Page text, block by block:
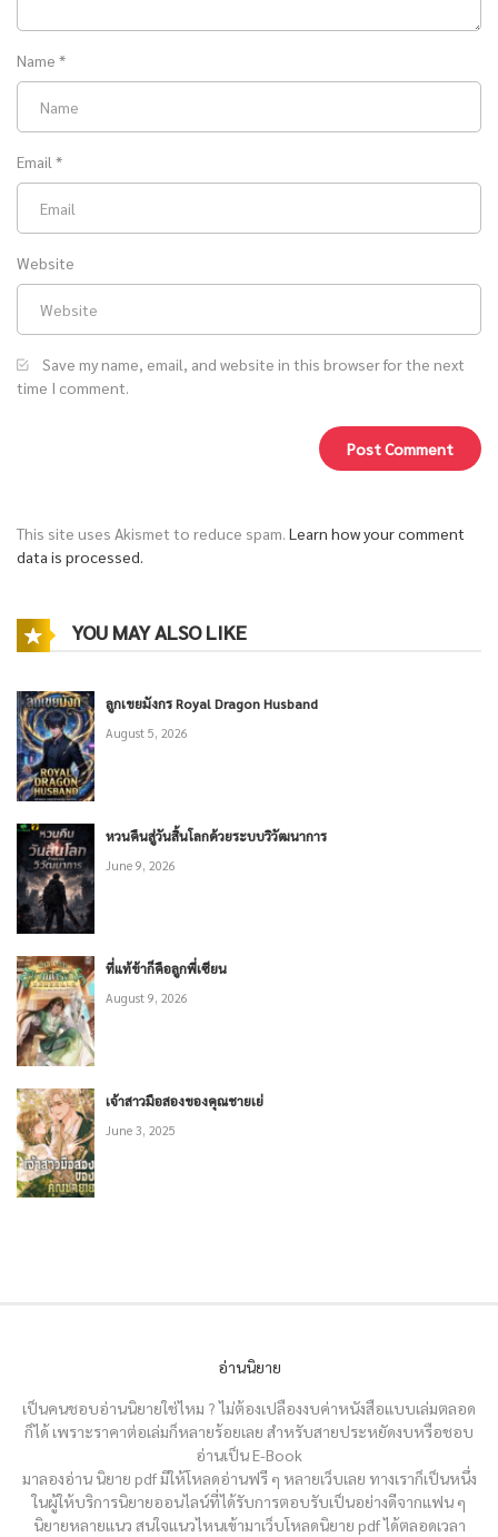
Name *
Email *
Website
Save my name, email, and website in this browser for the next
time I comment.
This site uses Akismet to reduce spam. Learn how your comment
data is processed.
YOU MAY ALSO LIKE
ลูกเขยมังกร Royal Dragon Husband
August 5, 2026
หวนคืนสู่วันสิ้นโลกด้วยระบบวิวัฒนาการ
June 9, 2026
ที่แท้ข้าก็คือลูกพี่เซียน
August 9, 2026
เจ้าสาวมือสองของคุณชายเย่
June 3, 2025
อ่านนิยาย
เป็นคนชอบอ่านนิยายใช่ไหม ? ไม่ต้องเปลืองงบค่าหนังสือแบบเล่มตลอด
ก็ได้ เพราะราคาต่อเล่มก็หลายร้อยเลย สำหรับสายประหยัดงบหรือชอบ
อ่านเป็น E-Book
มาลองอ่าน นิยาย pdf มีให้โหลดอ่านฟรี ๆ หลายเว็บเลย ทางเราก็เป็นหนึ่ง
ในผู้ให้บริการนิยายออนไลน์ที่ได้รับการตอบรับเป็นอย่างดีจากแฟน ๆ
นิยายหลายแนว สนใจแนวไหนเข้ามาเว็บโหลดนิยาย pdf ได้ตลอดเวลา